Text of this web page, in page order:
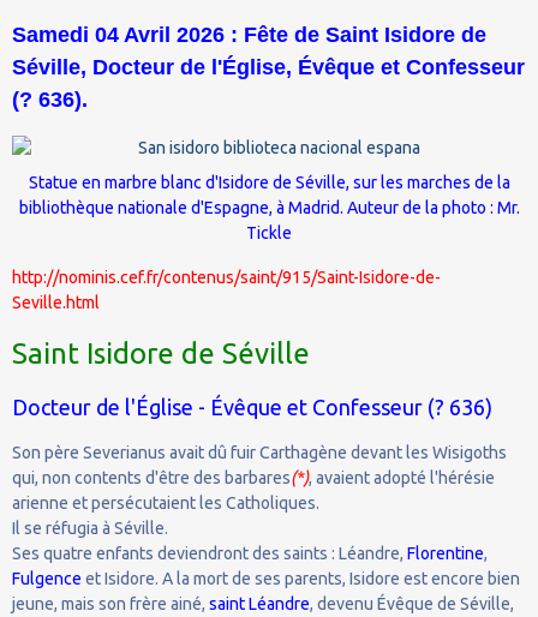
Samedi 04 Avril 2026 : Fête de Saint Isidore de
Séville, Docteur de l'Église, Évêque et Confesseur
(? 636).
Statue en marbre blanc d'Isidore de Séville, sur les marches de la
bibliothèque nationale d'Espagne, à Madrid. Auteur de la photo : Mr.
Tickle
http://nominis.cef.fr/contenus/saint/915/Saint-Isidore-de-
Seville.html
Saint Isidore de Séville
Docteur de l'Église - Évêque et Confesseur (? 636)
Son père Severianus avait dû fuir Carthagène devant les Wisigoths
qui, non contents d'être des barbares(*), avaient adopté l'hérésie
arienne et persécutaient les Catholiques.
Il se réfugia à Séville.
Ses quatre enfants deviendront des saints : Léandre, Florentine,
Fulgence et Isidore. A la mort de ses parents, Isidore est encore bien
jeune, mais son frère ainé, saint Léandre, devenu Évêque de Séville,